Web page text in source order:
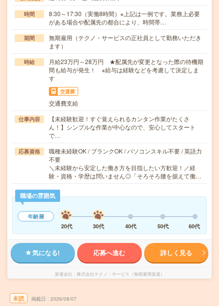
時間
8:30～17:30（実働8時間）※上記は一例です。業務上必要
がある場合や配属先の都合により、時間帯…
期間
無期雇用（テクノ・サービスの正社員として勤務いただき
ます）
時給
月給23万円～28万円 ★配属先が変更となった際の待機期
間も給与が発生！ ※給与は経験などを考慮して決定しま
す
交通費
交通費支給
仕事内容
【未経験歓迎！すぐ覚えられるカンタン作業がたくさ
ん！】シンプルな作業が中心なので、安心してスタート
で…
応募資格
職種未経験OK / ブランクOK / パソコンスキル不要 / 英語力
不要
＼未経験から安定した働き方を目指したい方歓迎！／経
験・資格・学歴は問いません◎「そろそろ腰を据えて働…
職場の雰囲気
年齢層
20代
30代 40代 50代 60代
気になる! 応募へ進む 詳しく見る
派遣会社 株式会社テクノ・サービス（無期雇用派遣）
未読 掲載日 2026/08/07